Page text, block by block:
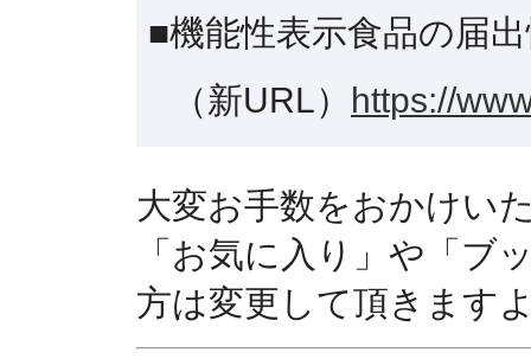
■機能性表示食品の届
（新URL） https://
大変お手数をおかけい
「お気に入り」や「ブ
方は変更して頂きます